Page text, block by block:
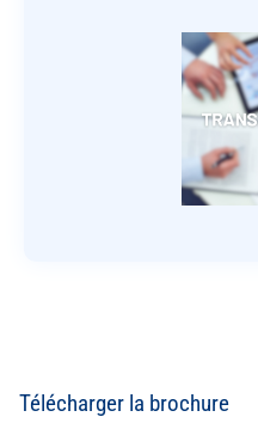
Télécharger la brochure